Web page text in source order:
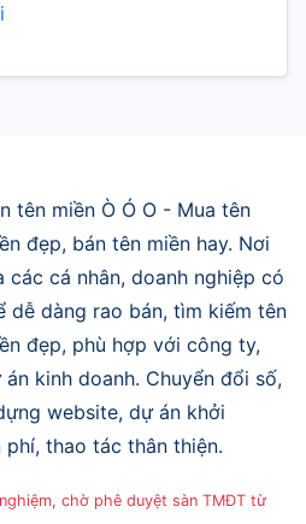
tên miền Ò Ó O - Mua tên
đẹp, bán tên miền hay. Nơi
các cá nhân, doanh nghiệp có
dễ dàng rao bán, tìm kiếm tên
đẹp, phù hợp với công ty,
án kinh doanh. Chuyển đổi số,
website, dự án khởi
thao tác thân thiện.
chờ phê duyệt sàn TMĐT từ